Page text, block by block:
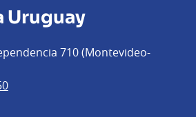
Uruguay
710 (Montevideo-